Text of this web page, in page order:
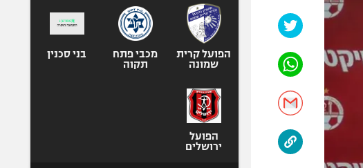
בייסבול MLB
ספורט אתגרי
אומנויות לחימה
הפועל קרית
שמונה
מכבי פתח
תקוה
בני סכנין
הפועל
ירושלים